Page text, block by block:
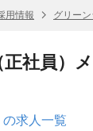
用情報 グリー
社員）
求人一覧